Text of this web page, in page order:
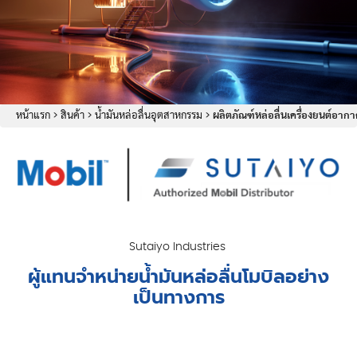
หน้าแรก > สินค้า > น้ำมันหล่อลื่นอุตสาหกรรม > ผลิตภัณฑ์หล่อลื่นเครื่องยนต์อาก
ผู้แทนจำหน่ายน้ำมันหล่อลื่นโมบิลอย่าง
เป็นทางการ
Sutaiyo Industries